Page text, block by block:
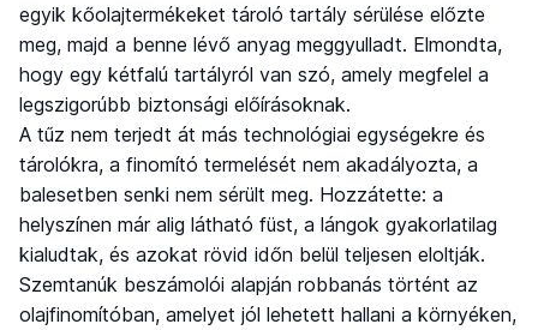
egyik kőolajtermékeket tároló tartály sérülése előzte
meg, majd a benne lévő anyag meggyulladt. Elmondta,
hogy egy kétfalú tartályról van szó, amely megfelel a
legszigorúbb biztonsági előírásoknak.
A tűz nem terjedt át más technológiai egységekre és
tárolókra, a finomító termelését nem akadályozta, a
balesetben senki nem sérült meg. Hozzátette: a
helyszínen már alig látható füst, a lángok gyakorlatilag
kialudtak, és azokat rövid időn belül teljesen eloltják.
Szemtanúk beszámolói alapján robbanás történt az
olajfinomítóban, amelyet jól lehetett hallani a környéken,